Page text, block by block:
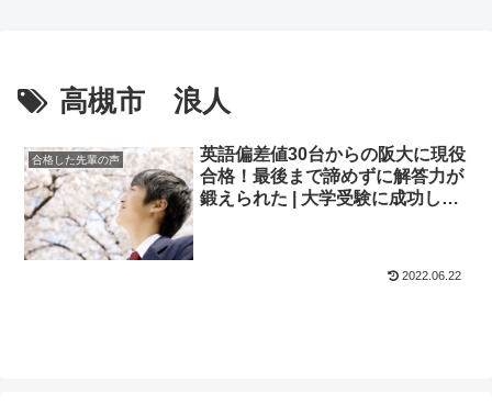
高槻市 浪人
合格した先輩の声
英語偏差値30台からの阪大に現役
合格！最後まで諦めずに解答力が
鍛えられた | 大学受験に成功した
2022.06.22